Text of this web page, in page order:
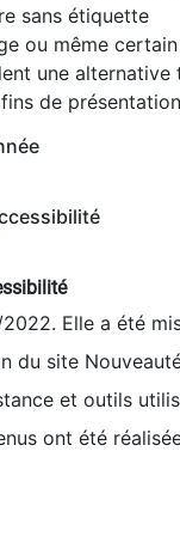
sans étiquette
ou même
une alternative
de
Elle a été
du site
et outils
ont été